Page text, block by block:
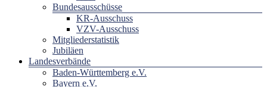
Bundesausschüsse
KR-Ausschuss
VZV-Ausschuss
Mitgliederstatistik
Jubiläen
Landesverbände
Baden-Württemberg e.V.
Bayern e.V.